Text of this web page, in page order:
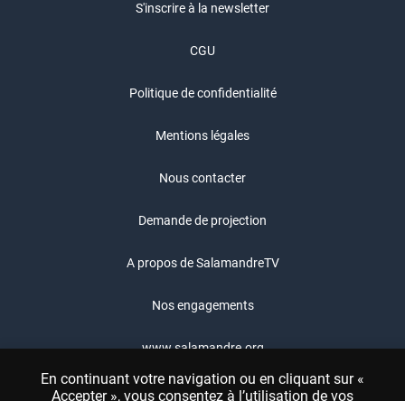
S'inscrire à la newsletter
CGU
Politique de confidentialité
Mentions légales
Nous contacter
Demande de projection
A propos de SalamandreTV
Nos engagements
www.salamandre.org
Boutique Salamandre
En continuant votre navigation ou en cliquant sur «
Accepter », vous consentez à l’utilisation de vos